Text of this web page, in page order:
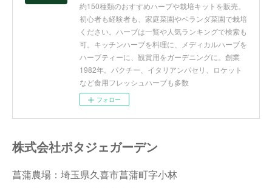
約150種類のおすすめハーブや栽培キットを販売。
初心者も経験者も、家庭菜園やベランダ菜園で栽培
ください。ハーブは一覧や人気ランキングで検索も
可。キッチンハーブを料理に、メディカルハーブを
ハーブティーに、観賞用をガーデニングに。創業
1982年。パクチー、イタリアンパセリ、ロケット
など食用フレッシュハーブも多数
フォロー
株式会社ポタジェガーデン
菖蒲農場：埼玉県久喜市菖蒲町字小林